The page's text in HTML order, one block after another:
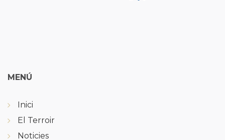
MENÚ
Inici
El Terroir
Noticies